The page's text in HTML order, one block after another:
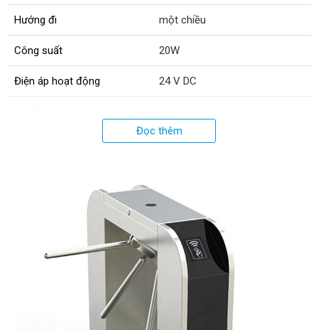
Hướng đi một chiều
Công suất 20W
Điện áp hoạt động 24 V DC
Khung thép không gỉ 304
220/110
Độ dài của cánh tay (m) 0.55
Đọc thêm